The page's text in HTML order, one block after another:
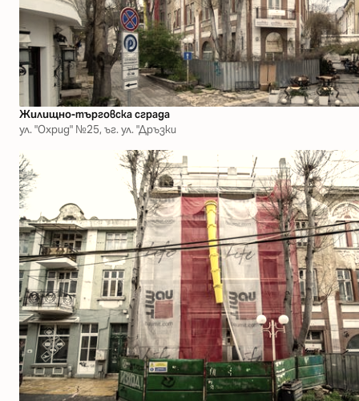
Жилищно-търговска сграда
ул. "Охрид" №25, ъг. ул. "Дръзки